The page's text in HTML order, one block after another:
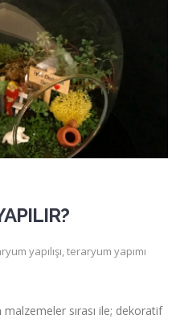
yapılışı,teraryum yapımı
sırası ile; dekoratif